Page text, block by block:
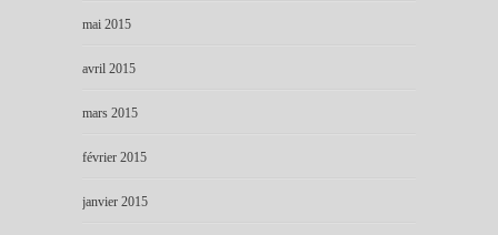
mai 2015
avril 2015
mars 2015
février 2015
janvier 2015